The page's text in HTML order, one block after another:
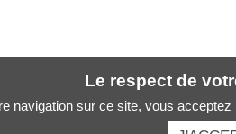
Le respect de
navigation sur ce site, vous